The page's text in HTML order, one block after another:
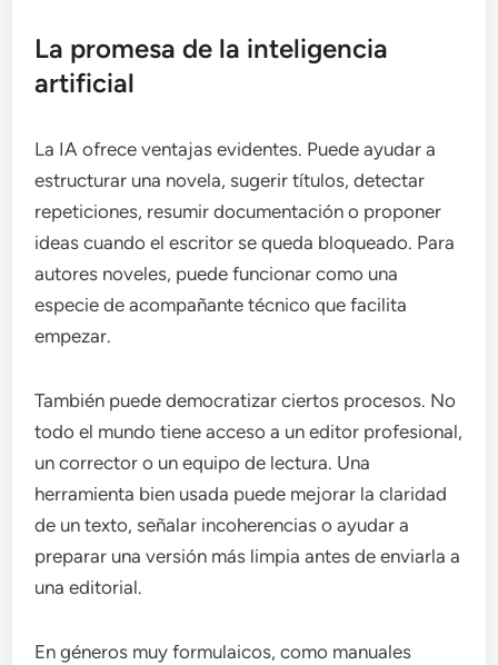
La promesa de la inteligencia
artificial
La IA ofrece ventajas evidentes. Puede ayudar a
estructurar una novela, sugerir títulos, detectar
repeticiones, resumir documentación o proponer
ideas cuando el escritor se queda bloqueado. Para
autores noveles, puede funcionar como una
especie de acompañante técnico que facilita
empezar.
También puede democratizar ciertos procesos. No
todo el mundo tiene acceso a un editor profesional,
un corrector o un equipo de lectura. Una
herramienta bien usada puede mejorar la claridad
de un texto, señalar incoherencias o ayudar a
preparar una versión más limpia antes de enviarla a
una editorial.
En géneros muy formulaicos, como manuales